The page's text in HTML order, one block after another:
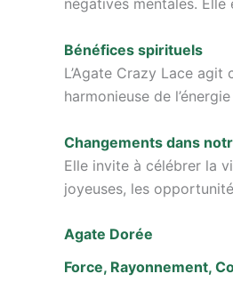
négatives mentales.
Bénéfices spirituels
L’Agate Crazy Lace
harmonieuse de
Changements dans
Elle invite à célébrer la
joyeuses, les
Agate Dorée
Force, Rayonnement,